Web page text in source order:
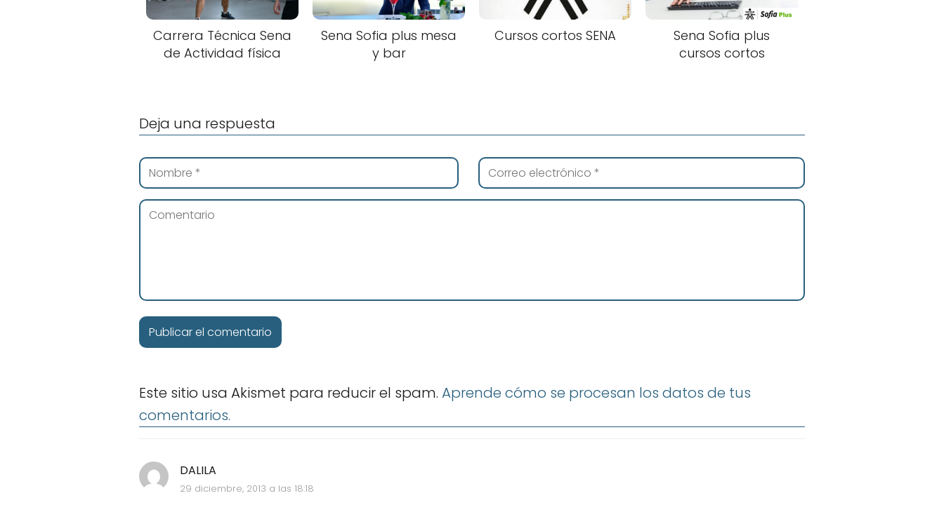
Carrera Técnica Sena
de Actividad física
Sena Sofia plus mesa
y bar
Cursos cortos SENA
Sena Sofia plus
cursos cortos
DALILA
29 diciembre, 2013 a las 18:18
Deja una respuesta
Este sitio usa Akismet para reducir el spam. Aprende cómo se procesan los datos de tus
comentarios.